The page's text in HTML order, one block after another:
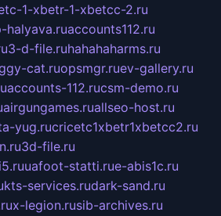
1-xbetr-1-xbetcc-2.ru
halyava.ruaccounts112.ru
3-d-file.ruhahahaharms.ru
cat.ruopsmgr.ruev-gallery.ru
accounts-112.rucsm-demo.ru
airgungames.ruallseo-host.ru
yug.rucricetc1xbetr1xbetcc2.ru
3d-file.ru
uafoot-statti.rue-abis1c.ru
kts-services.rudark-sand.ru
x-legion.rusib-archives.ru